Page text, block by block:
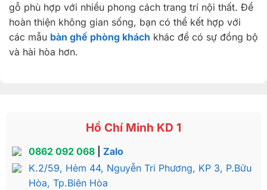
gỗ phù hợp với nhiều phong cách trang trí nội thất. Để
hoàn thiện không gian sống, bạn có thể kết hợp với
các mẫu bàn ghế phòng khách khác để có sự đồng bộ
và hài hòa hơn.
Hồ Chí Minh KD 1
0862 092 068| Zalo
K.2/59, Hẻm 44, Nguyễn Tri Phương, KP 3, P.Bửu
Hòa, Tp.Biên Hòa